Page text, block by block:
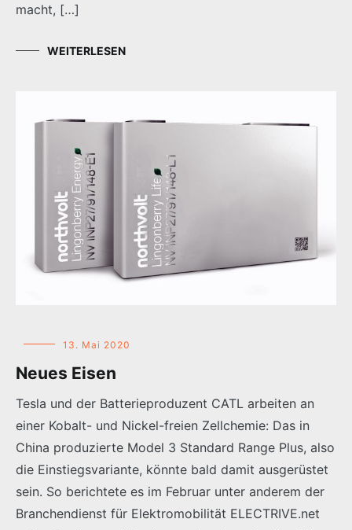
macht, […]
WEITERLESEN
13. Mai 2020
Neues Eisen
Tesla und der Batterieproduzent CATL arbeiten an
einer Kobalt- und Nickel-freien Zellchemie: Das in
China produzierte Model 3 Standard Range Plus, also
die Einstiegsvariante, könnte bald damit ausgerüstet
sein. So berichtete es im Februar unter anderem der
Branchendienst für Elektromobilität ELECTRIVE.net